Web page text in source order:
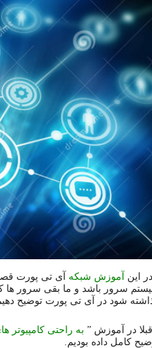
در این آموزش شبکه آی تی پورت
سرور باشد و ما بقی سرور ها
شود در آی تی پورت توضیح
قبلا در آموزش ” به راحتی کامپیوتر
کامل داده بودیم.